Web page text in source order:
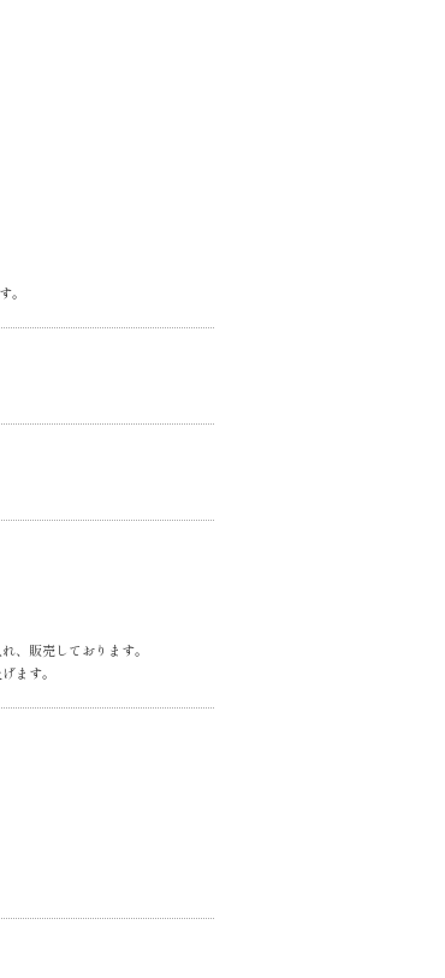
。
、販売しております。
ます。